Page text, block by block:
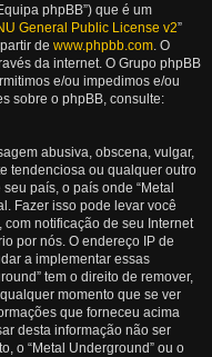
phpBB”) que é um
General Public License v2”
de www.phpbb.com. O
da internet. O Grupo phpBB
e/ou impedimos e/ou
sobre o phpBB, consulte:
abusiva, obscena, vulgar,
tendenciosa ou qualquer outro
país, o país onde “Metal
Fazer isso pode levar você
notificação de seu Internet
por nós. O endereço IP de
a implementar essas
tem o direito de remover,
momento que se ver
que forneceu acima
desta informação não ser
o “Metal Underground” ou o